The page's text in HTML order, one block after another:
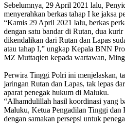
Sebelumnya, 29 April 2021 lalu,
menyerahkan berkas tahap I ke jaksa
“Kamis 29 April 2021 lalu, berkas
dengan satu bandar di Rutan, dua
dikendalikan dari Rutan dan Lapas
atau tahap I,” ungkap Kepala BNN
MZ Muttaqien kepada wartawan,
Perwira Tinggi Polri ini menjelaskan,
jaringan Rutan dan Lapas, tak lepas
aparat penegak hukum di Maluku.
“Alhamdulillah hasil koordinasi yang
Maluku, Ketua Pengadilan Tinggi
dengan samakan persepsi untuk